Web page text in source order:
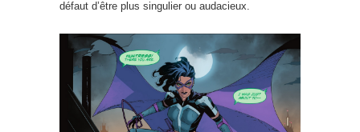
défaut d’être plus singulier ou audacieux.